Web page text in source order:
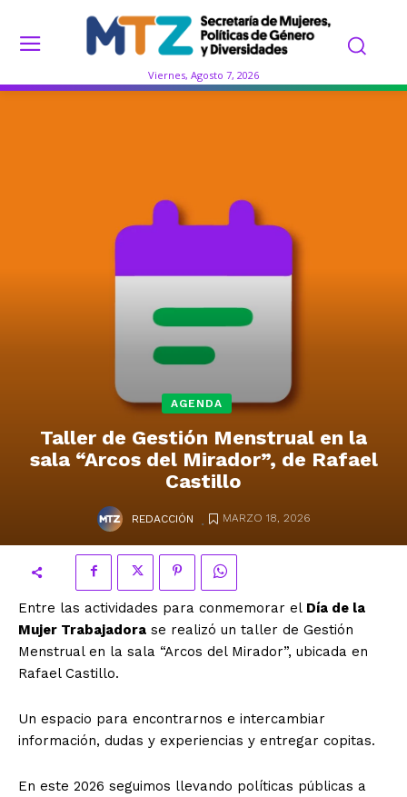
Viernes, Agosto 7, 2026
AGENDA
Taller de Gestión Menstrual en la
sala “Arcos del Mirador”, de Rafael
Castillo
REDACCIÓN . MARZO 18, 2026
Entre las actividades para conmemorar el Día de la
Mujer Trabajadora se realizó un taller de Gestión
Menstrual en la sala “Arcos del Mirador”, ubicada en
Rafael Castillo.
Un espacio para encontrarnos e intercambiar
información, dudas y experiencias y entregar copitas.
En este 2026 seguimos llevando políticas públicas a